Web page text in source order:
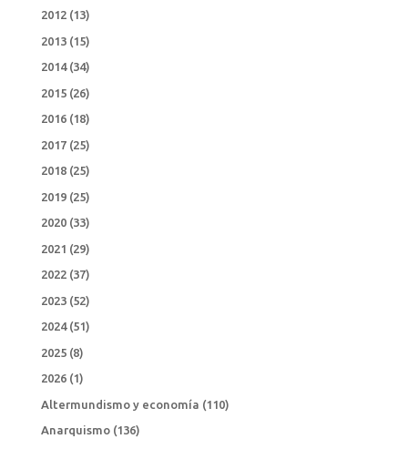
2012(13)
2013(15)
2014(34)
2015(26)
2016(18)
2017(25)
2018(25)
2019(25)
2020(33)
2021 (29)
2022(37)
2023(52)
2024(51)
2025(8)
2026(1)
Altermundismo y economía (110)
Anarquismo(136)